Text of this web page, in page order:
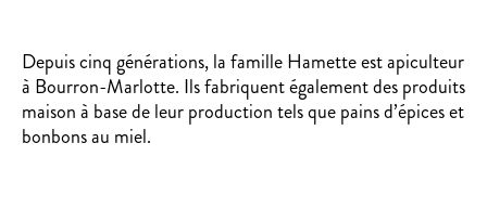
Depuis cinq générations, la famille Hamette est apiculteur
à Bourron-Marlotte. Ils fabriquent également des produits
maison à base de leur production tels que pains d’épices et
bonbons au miel.